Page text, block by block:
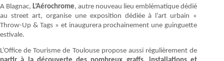
A Blagnac, L’Aérochrome, autre nouveau lieu emblématique dédié
au street art, organise une exposition dédiée à l’art urbain «
Throw-Up & Tags » et inaugurera prochainement une guinguette
estivale.
L’Office de Tourisme de Toulouse propose aussi régulièrement de